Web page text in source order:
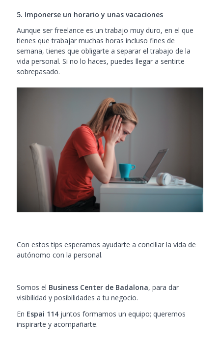
5. Imponerse un horario y unas vacaciones
Aunque ser freelance es un trabajo muy duro, en el que
tienes que trabajar muchas horas incluso fines de
semana, tienes que obligarte a separar el trabajo de la
vida personal. Si no lo haces, puedes llegar a sentirte
sobrepasado.
Con estos tips esperamos ayudarte a conciliar la vida de
autónomo con la personal.
Somos el Business Center de Badalona, para dar
visibilidad y posibilidades a tu negocio.
En Espai 114juntos formamos un equipo; queremos
inspirarte y acompañarte.